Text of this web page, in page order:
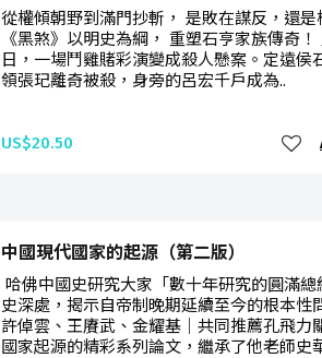
從權傾朝野到滿門抄斬， 是敗在謀反，還是
《黑煞》以明史為綱， 重塑石亨家族傳奇
日，一場鬥雞賭彩演變成殺人懸案。定遠侯
領張玘離奇被殺，身旁的呂宏千戶成為..
US$20.50
中國現代國家的起源（第二版）
哈佛中國史研究大家「數十年研究的圓滿總
史深處，揭示自帝制晚期延續至今的根本性
許倬雲、王賡武、金耀基｜共同推薦孔飛力
國家起源的精彩系列論文，繼承了他老師史